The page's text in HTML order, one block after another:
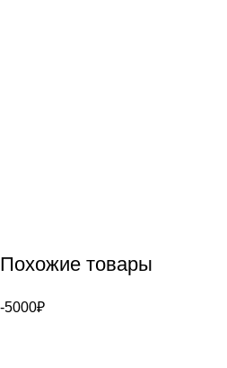
Похожие товары
-5000₽